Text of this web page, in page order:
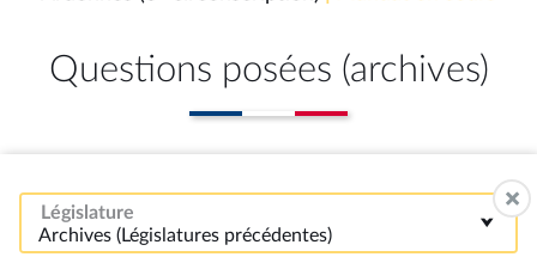
Questions posées (archives)
Législature
Archives (Législatures précédentes)